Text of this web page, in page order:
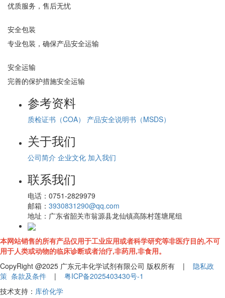
优质服务，售后无忧
安全包装
专业包装，确保产品安全运输
安全运输
完善的保护措施安全运输
参考资料
质检证书（COA） 产品安全说明书（MSDS）
关于我们
公司简介 企业文化 加入我们
联系我们
电话： 0751-2829979
邮箱： 3930831290@qq.com
地址： 广东省韶关市翁源县龙仙镇高陈村莲塘尾组
本网站销售的所有产品仅用于工业应用或者科学研究等非医疗目的,不可
用于人类或动物的临床诊断或者治疗,非药用,非食用。
CopyRight @2025 广东元丰化学试剂有限公司 版权所有 | 隐私政
策 条款及条件 | 粤ICP备2025403430号-1
技术支持： 库价化学